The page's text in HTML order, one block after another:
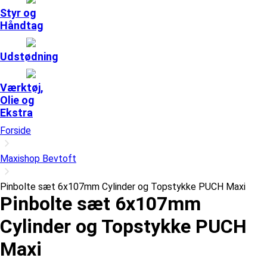
Styr og
Håndtag
Udstødning
Værktøj,
Olie og
Ekstra
Forside
Maxishop Bevtoft
Pinbolte sæt 6x107mm Cylinder og Topstykke PUCH Maxi
Pinbolte sæt 6x107mm
Cylinder og Topstykke PUCH
Maxi